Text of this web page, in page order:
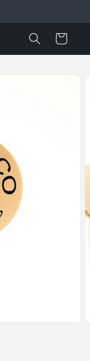
Cart